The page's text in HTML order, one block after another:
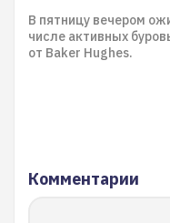
В пятницу вечером
числе активных
от Baker Hughes.
Комментарии